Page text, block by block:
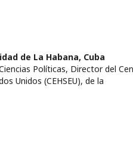
de La Habana, Cuba
Políticas, Director del
Unidos (CEHSEU), de la